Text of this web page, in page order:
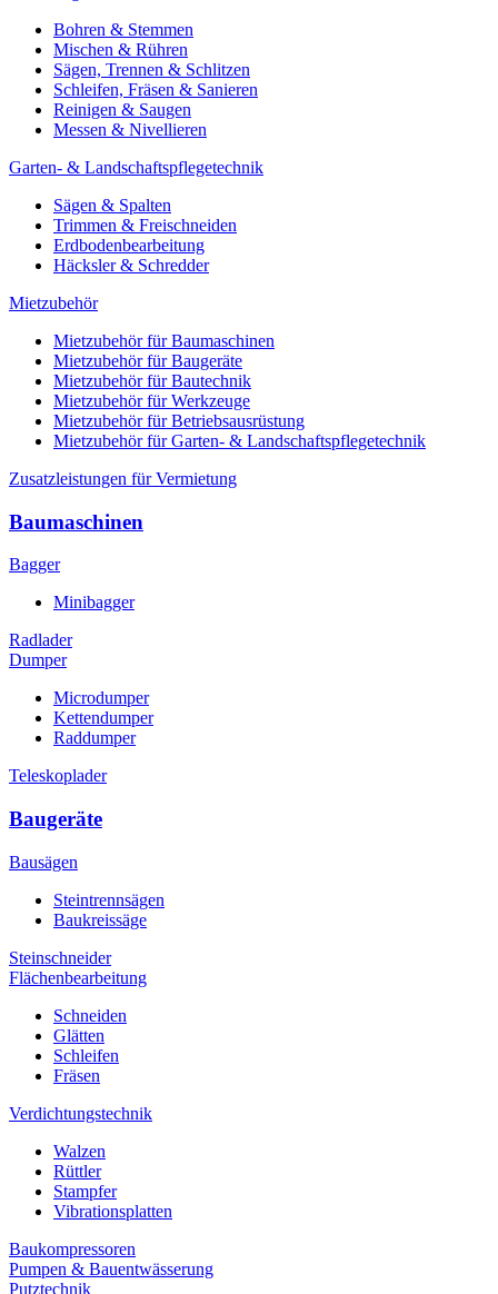
Bohren & Stemmen
Mischen & Rühren
Sägen, Trennen & Schlitzen
Schleifen, Fräsen & Sanieren
Reinigen & Saugen
Messen & Nivellieren
Garten- & Landschaftspflegetechnik
Sägen & Spalten
Trimmen & Freischneiden
Erdbodenbearbeitung
Häcksler & Schredder
Mietzubehör
Mietzubehör für Baumaschinen
Mietzubehör für Baugeräte
Mietzubehör für Bautechnik
Mietzubehör für Werkzeuge
Mietzubehör für Betriebsausrüstung
Mietzubehör für Garten- & Landschaftspflegetechnik
Zusatzleistungen für Vermietung
Baumaschinen
Bagger
Minibagger
Radlader
Dumper
Microdumper
Kettendumper
Raddumper
Teleskoplader
Baugeräte
Bausägen
Steintrennsägen
Baukreissäge
Steinschneider
Flächenbearbeitung
Schneiden
Glätten
Schleifen
Fräsen
Verdichtungstechnik
Walzen
Rüttler
Stampfer
Vibrationsplatten
Baukompressoren
Pumpen & Bauentwässerung
Putztechnik